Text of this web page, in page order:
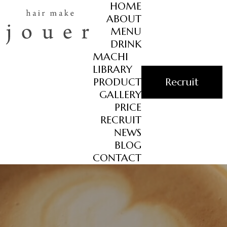
HOME
ABOUT
MENU
DRINK
MACHI
LIBRARY
PRODUCT
GALLERY
PRICE
RECRUIT
NEWS
BLOG
CONTACT
Recruit